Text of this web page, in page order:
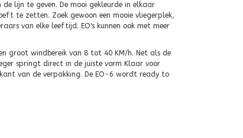
lijn te geven. De mooi gekleurde in elkaar
te zetten. Zoek gewoon een mooie vliegerplek,
van elke leeftijd. EO's kunnen ook met meer
groot windbereik van 8 tot 40 KM/h. Net als de
springt direct in de juiste vorm Klaar voor
van de verpakking. De EO-6 wordt ready to